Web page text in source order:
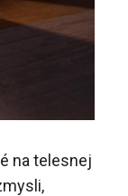
na telesnej